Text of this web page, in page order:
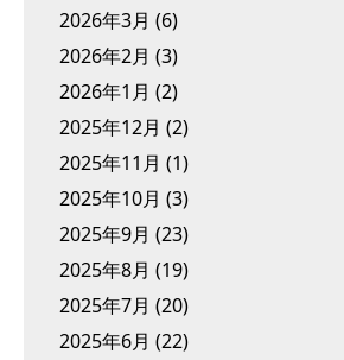
2026年3月 (6)
2026年2月 (3)
2026年1月 (2)
2025年12月 (2)
2025年11月 (1)
2025年10月 (3)
2025年9月 (23)
2025年8月 (19)
2025年7月 (20)
2025年6月 (22)